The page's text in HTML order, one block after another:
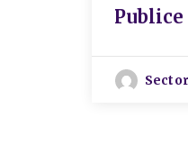
Publice